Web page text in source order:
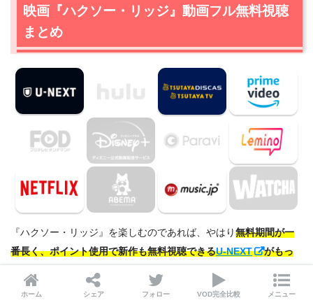
映画『ハクソー・リッジ』動画フル無料視聴
まとめ
『ハクソー・リッジ』を楽しむのであれば、やはり無料期間が一
番長く、ポイント使用で新作も無料視聴できるU-NEXT
がもっ
です。
ホーム シェア フォロー VOD完全比較 メニュー